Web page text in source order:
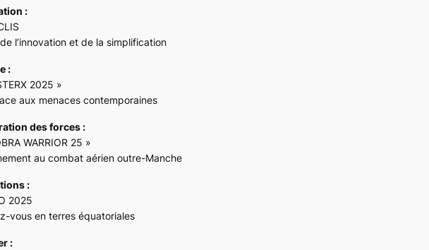
:
l’innovation et de la simplification
:
2025 »
aux menaces contemporaines
des forces :
WARRIOR 25 »
au combat aérien outre-Manche
:
2025
vous en terres équatoriales
: